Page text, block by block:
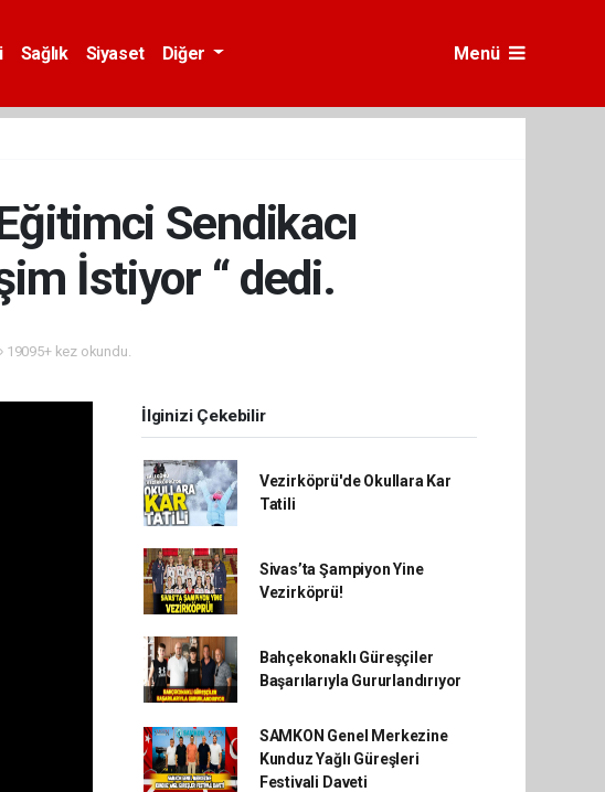
Sağlık Siyaset Diğer Menü
Sendikacı
İstiyor “ dedi.
19095+ kez okundu.
İlginizi Çekebilir
Vezirköprü'de Okullara Kar
Tatili
Sivas’ta Şampiyon Yine
Vezirköprü!
Bahçekonaklı Güreşçiler
Başarılarıyla Gururlandırıyor
SAMKON Genel Merkezine
Kunduz Yağlı Güreşleri
Festivali Daveti